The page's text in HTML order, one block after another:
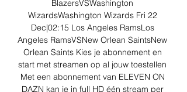
BlazersVSWashington
WizardsWashington Wizards Fri 22
Dec|02:15 Los Angeles RamsLos
Angeles RamsVSNew Orlean SaintsNew
Orlean Saints Kies je abonnement en
start met streamen op al jouw toestellen
Met een abonnement van ELEVEN ON
DAZN kan je in full HD één stream per